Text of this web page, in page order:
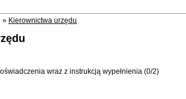
» Kierownictwa urzędu
wraz z instrukcją wypełnienia (0/2)